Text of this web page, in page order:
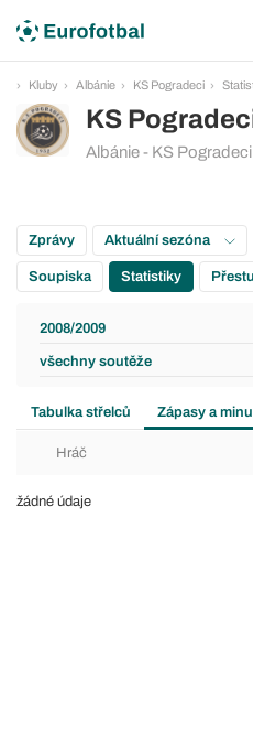
Kluby Albánie KS Pogradeci
KS
Albánie - KS
Zprávy Aktuální sezóna
Soupiska Statistiky
2008/2009
všechny soutěže
Tabulka střelců Zápasy a
Hráč
žádné údaje